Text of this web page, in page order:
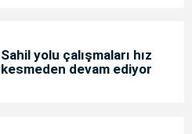
Sahil yolu çalışmaları hız
kesmeden devam ediyor